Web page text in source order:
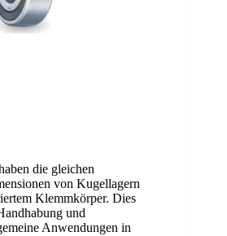
die gleichen
von Kugellagern
Klemmkörper. Dies
und
Anwendungen in